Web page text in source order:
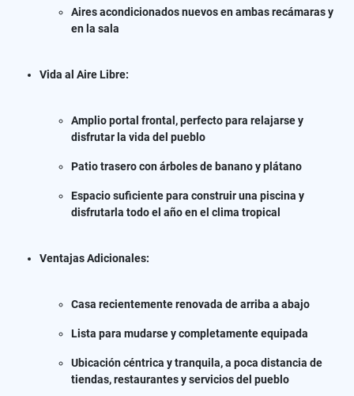
Aires acondicionados nuevos en ambas recámaras y
en la sala
Vida al Aire Libre:
Amplio portal frontal, perfecto para relajarse y
disfrutar la vida del pueblo
Patio trasero con árboles de banano y plátano
Espacio suficiente para construir una piscina y
disfrutarla todo el año en el clima tropical
Ventajas Adicionales:
Casa recientemente renovada de arriba a abajo
Lista para mudarse y completamente equipada
Ubicación céntrica y tranquila, a poca distancia de
tiendas, restaurantes y servicios del pueblo